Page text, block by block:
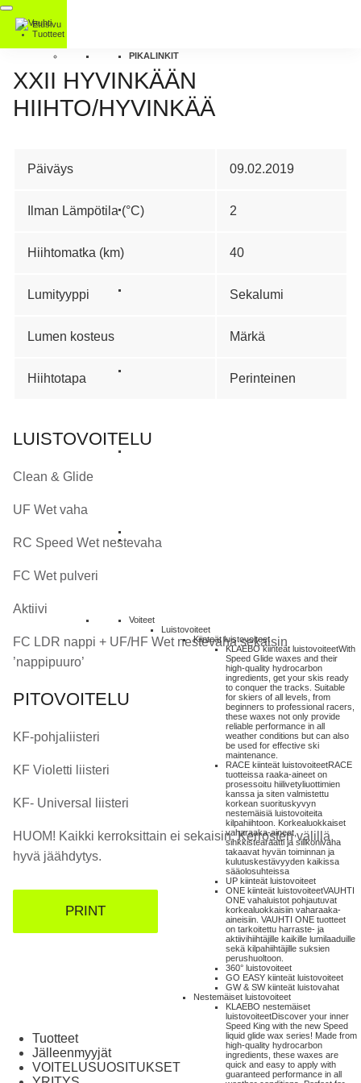
Etusivu
Tuotteet
PIKALINKIT
Voiteet
Luistovoiteet
Kiinteät luistovoiteet
KLAEBO kiinteät luistovoiteetWith
Speed Glide waxes and their
high-quality hydrocarbon
ingredients, get your skis ready
to conquer the tracks. Suitable
for skiers of all levels, from
beginners to professional racers,
these waxes not only provide
reliable performance in all
weather conditions but can also
be used for effective ski
maintenance.
RACE kiinteät luistovoiteetRACE
tuotteissa raaka-aineet on
prosessoitu hiilivetyliuottimien
kanssa ja siten valmistettu
korkean suorituskyvyn
nestemäisiä luistovoiteita
kilpahiihtoon. Korkealuokkaiset
vaharaaka-aineet,
sinkkistearaatti ja silikonivaha
takaavat hyvän toiminnan ja
kulutuskestävyyden kaikissa
sääolosuhteissa
UP kiinteät luistovoiteet
ONE kiinteät luistovoiteetVAUHTI
ONE vahaluistot pohjautuvat
korkealuokkaisiin vaharaaka-
aineisiin. VAUHTI ONE tuotteet
on tarkoitettu harraste- ja
aktiivihiihtäjille kaikille lumilaaduille
sekä kilpahiihtäjille suksien
perushuoltoon.
360° luistovoiteet
GO EASY kiinteät luistovoiteet
GW & SW kiinteät luistovahat
Nestemäiset luistovoiteet
KLAEBO nestemäiset
luistovoiteetDiscover your inner
Speed King with the new Speed
liquid glide wax series! Made from
high-quality hydrocarbon
ingredients, these waxes are
quick and easy to apply with
guaranteed performance in all
XXII HYVINKÄÄN
HIIHTO/HYVINKÄÄ
Päiväys 09.02.2019
Ilman Lämpötila (°C) 2
Hiihtomatka (km) 40
Lumityyppi Sekalumi
Lumen kosteus Märkä
Hiihtotapa Perinteinen
LUISTOVOITELU
Clean & Glide
UF Wet vaha
RC Speed Wet nestevaha
FC Wet pulveri
Aktiivi
FC LDR nappi + UF/HF Wet nestevaha sekaisin
’nappipuuro’
PITOVOITELU
KF-pohjaliisteri
KF Violetti liisteri
KF- Universal liisteri
HUOM! Kaikki kerroksittain ei sekaisin. Kerrosten välillä
hyvä jäähdytys.
PRINT
Tuotteet
Jälleenmyyjät
VOITELUSUOSITUKSET